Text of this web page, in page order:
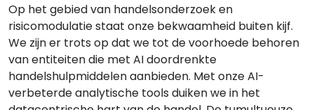
Op het gebied van handelsonderzoek en
risicomodulatie staat onze bekwaamheid buiten kijf.
We zijn er trots op dat we tot de voorhoede behoren
van entiteiten die met AI doordrenkte
handelshulpmiddelen aanbieden. Met onze AI-
verbeterde analytische tools duiken we in het